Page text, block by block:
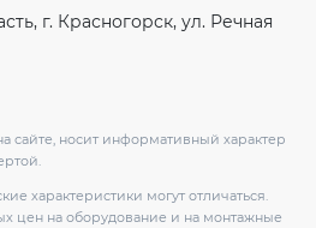
г. Красногорск, ул. Речная
носит информативный характер
характеристики могут отличаться.
цен на оборудование и на монтажные